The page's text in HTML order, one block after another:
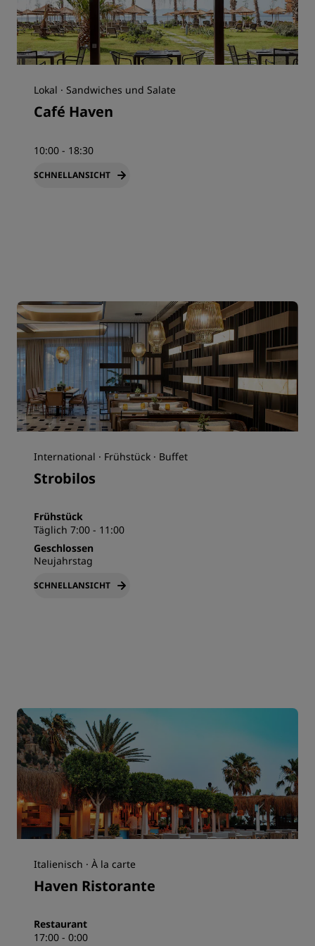
Lokal · Sandwiches und Salate
Café Haven
10:00 - 18:30
SCHNELLANSICHT
International · Frühstück · Buffet
Strobilos
Frühstück
Täglich 7:00 - 11:00
Geschlossen
Neujahrstag
SCHNELLANSICHT
Italienisch · À la carte
Haven Ristorante
Restaurant
17:00 - 0:00